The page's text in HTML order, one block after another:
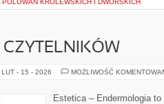
POLOWAŃ KRÓLEWSKICH I DWORSKICH
LUT - 15 - 2026 MOŻLIWOŚĆ
Estetica – Endermologia